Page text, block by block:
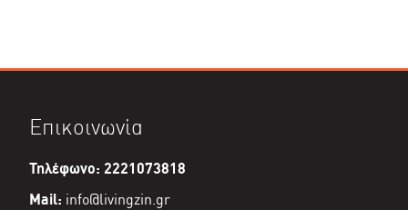
Επικοινωνία
Τηλέφωνο: 2221073818
Mail: info@livingzin.gr